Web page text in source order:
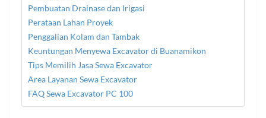
Pembuatan Drainase dan Irigasi
Perataan Lahan Proyek
Penggalian Kolam dan Tambak
Keuntungan Menyewa Excavator di Buanamikon
Tips Memilih Jasa Sewa Excavator
Area Layanan Sewa Excavator
FAQ Sewa Excavator PC 100